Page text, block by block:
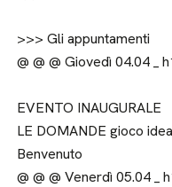
>>> Gli appuntamenti
@ @ @ Giovedì 04.04 _
EVENTO INAUGURALE
LE DOMANDE gioco
Benvenuto
@ @ @ Venerdì 05.04 _